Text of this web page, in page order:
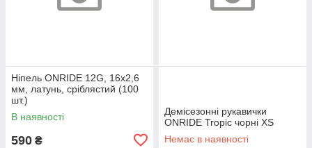
Ніпель ONRIDE 12G, 16x2,6
мм, латунь, сріблястий (100
шт.)
В наявності
590 ₴
Демісезонні рукавички
ONRIDE Tropic чорні XS
Немає в наявності